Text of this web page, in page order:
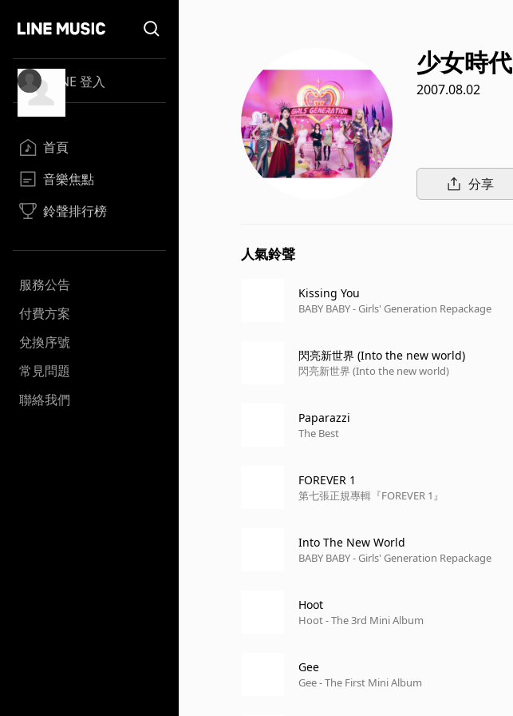
LINE 登入
首頁
音樂焦點
鈴聲排行榜
服務公告
付費方案
兌換序號
常見問題
聯絡我們
少女時代
2007.08.02
分享
人氣鈴聲
Kissing You
BABY BABY - Girls' Generation Repackage
閃亮新世界 (Into the new world)
閃亮新世界 (Into the new world)
Paparazzi
The Best
FOREVER 1
第七張正規專輯『FOREVER 1』
Into The New World
BABY BABY - Girls' Generation Repackage
Hoot
Hoot - The 3rd Mini Album
Gee
Gee - The First Mini Album